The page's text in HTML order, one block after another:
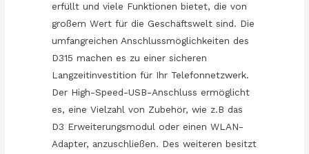
erfüllt und viele Funktionen bietet, die von
großem Wert für die Geschäftswelt sind. Die
umfangreichen Anschlussmöglichkeiten des
D315 machen es zu einer sicheren
Langzeitinvestition für Ihr Telefonnetzwerk.
Der High-Speed-USB-Anschluss ermöglicht
es, eine Vielzahl von Zubehör, wie z.B das
D3 Erweiterungsmodul oder einen WLAN-
Adapter, anzuschließen. Des weiteren besitzt